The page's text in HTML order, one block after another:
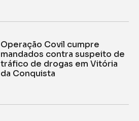
Operação Covil cumpre
mandados contra suspeito de
tráfico de drogas em Vitória
da Conquista